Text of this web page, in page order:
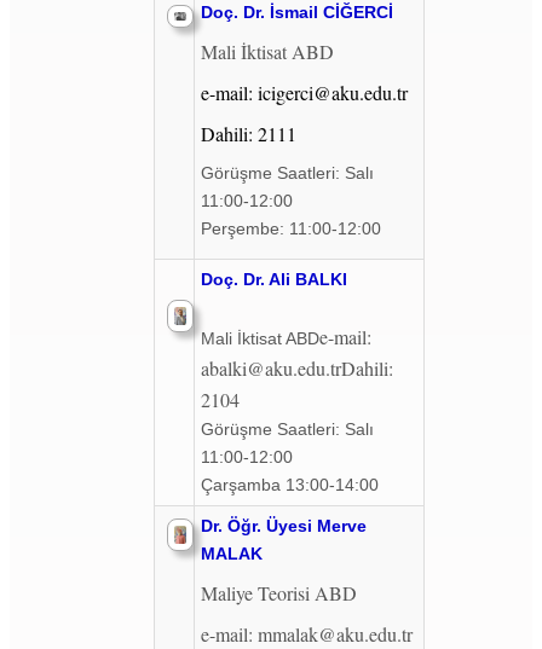
Doç. Dr. İsmail CİĞERCİ
Mali İktisat ABD
e-mail: icigerci@aku.edu.tr
Dahili: 2111
Görüşme Saatleri: Salı
11:00-12:00
Perşembe: 11:00-12:00
Doç. Dr. Ali BALKI
Mali İktisat ABDe-mail:
abalki@aku.edu.trDahili:
2104
Görüşme Saatleri: Salı
11:00-12:00
Çarşamba 13:00-14:00
Dr. Öğr. Üyesi Merve
MALAK
Maliye Teorisi ABD
e-mail: mmalak@aku.edu.tr